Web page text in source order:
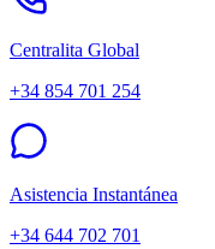
Centralita Global
+34 854 701 254
Asistencia Instantánea
+34 644 702 701